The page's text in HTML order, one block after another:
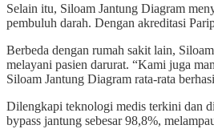
Selain itu, Siloam Jantung Diagram
pembuluh darah. Dengan akreditasi
Berbeda dengan rumah sakit lain,
melayani pasien darurat. “Kami juga
Siloam Jantung Diagram rata-rata
Dilengkapi teknologi medis terkini dan
bypass jantung sebesar 98,8%,